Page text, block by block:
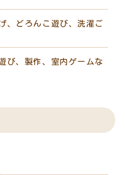
どろんこ遊び、洗濯ご
、製作、室内ゲームな